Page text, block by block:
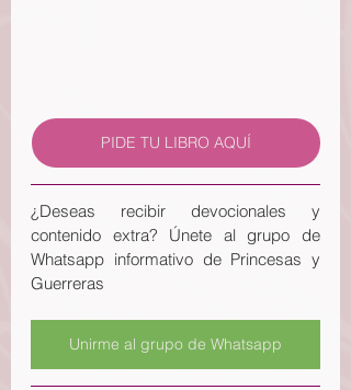
PIDE TU LIBRO AQUÍ
¿Deseas recibir devocionales y
contenido extra? Únete al grupo de
Whatsapp informativo de Princesas y
Guerreras
Unirme al grupo de Whatsapp